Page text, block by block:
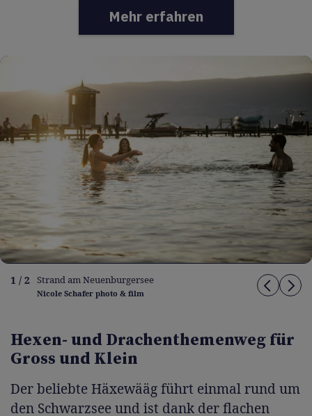
Mehr erfahren
1 / 2 Strand am Neuenburgersee
Nicole Schafer photo & film
Hexen- und Drachenthemenweg für
Gross und Klein
Der beliebte Häxewääg führt einmal rund um
den Schwarzsee und ist dank der flachen